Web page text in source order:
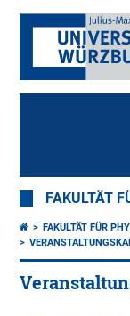
FAKULTÄT
FAKULTÄT FÜR